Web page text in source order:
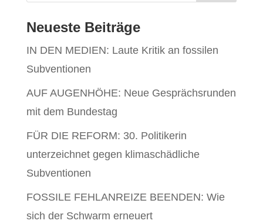
Neueste Beiträge
IN DEN MEDIEN: Laute Kritik an fossilen
Subventionen
AUF AUGENHÖHE: Neue Gesprächsrunden
mit dem Bundestag
FÜR DIE REFORM: 30. Politikerin
unterzeichnet gegen klimaschädliche
Subventionen
FOSSILE FEHLANREIZE BEENDEN: Wie
sich der Schwarm erneuert